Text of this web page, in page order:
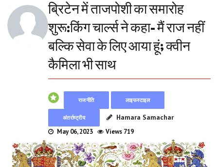
ब्रिटेन में ताजपोशी का समारोह
शुरू:किंग चार्ल्स ने कहा- मैं राज नहीं
बल्कि सेवा के लिए आया हूं; क्वीन
कैमिला भी साथ
राजनीति लाइफस्टाइल
अंतर्राष्ट्रीय Hamara Samachar
May 06, 2023 Views 719